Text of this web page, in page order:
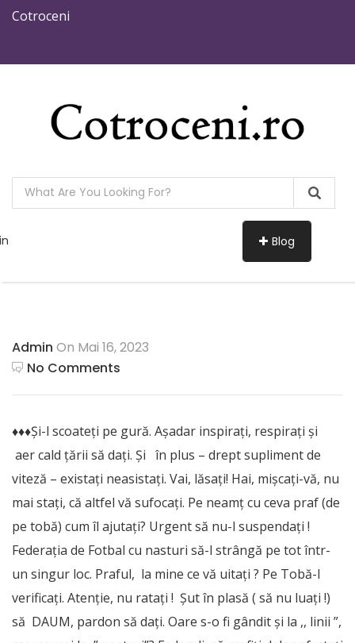
Cotroceni
Blog
Admin On Mai 16, 2023
No Comments
♦♦♦Şi-l scoateţi pe gură. Aşadar inspiraţi, respiraţi şi
aer cald ţării să daţi. Şi în plus – drept supliment de
viteză – existaţi neasistaţi. Vai, lăsaţi! Hai, mişcaţi-vă, nu
mai staţi, că altfel vă sufocați. Pe neamţ cu ceva praf (de
pe tobă) cum îl ajutați? Urgent să nu-l suspendați !
Federația de Fotbal cu nasturi să-l strângă pe tot într-
un singur loc. Praful, la mine ce vă uitați ? Pe Tobă-l
verificați. Atenție, nu ratați ! Șut în plasă ( să nu luați !)
să DAUM, pardon să dați. Oare s-o fi gândit şi la ,, linii ”,